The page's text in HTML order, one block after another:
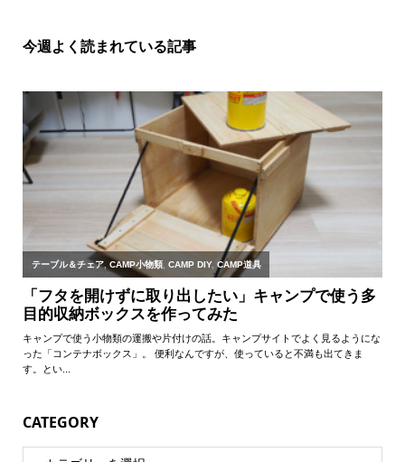
今週よく読まれている記事
CATEGORY